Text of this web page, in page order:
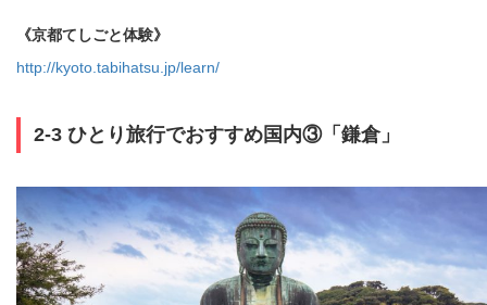
《京都てしごと体験》
http://kyoto.tabihatsu.jp/learn/
2-3 ひとり旅行でおすすめ国内③「鎌倉」
https://jp.pokke.in/blog/9155 コピ